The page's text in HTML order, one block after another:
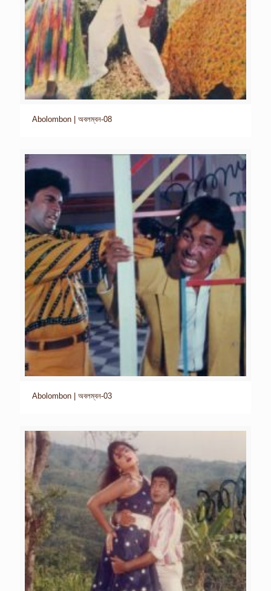
Abolombon | অবলম্বন-08
Abolombon | অবলম্বন-03